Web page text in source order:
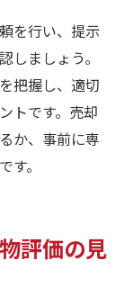
を行い、提示
しましょう。
把握し、適切
トです。売却
か、事前に専
。
評価の見